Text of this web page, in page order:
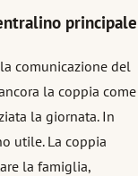
principale
comunicazione del
la coppia come
la giornata. In
utile. La coppia
la famiglia,